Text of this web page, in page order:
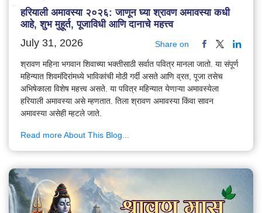
हरियाली अमावस्या २०२६: जाणून घ्या श्रावण अमावस्या कधी
आहे, शुभ मुहूर्त, पूजाविधी आणि दानाचे महत्त्व
July 31, 2026 Share on
श्रावण महिना भगवान शिवाच्या भक्तीसाठी सर्वात पवित्र मानला जातो. या संपूर्ण
महिन्यात शिवमंदिरांमध्ये भाविकांची मोठी गर्दी असते आणि व्रत, पूजा तसेच
अभिषेकाला विशेष महत्त्व असते. या पवित्र महिन्यात येणाऱ्या अमावस्येला
हरियाली अमावस्या असे म्हणतात. तिला श्रावण अमावस्या किंवा सावन
अमावस्या असेही म्हटले जाते.
Read more About This Blog...